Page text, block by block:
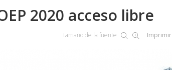
2020 acceso libre
tamaño de la fuente Imprimir